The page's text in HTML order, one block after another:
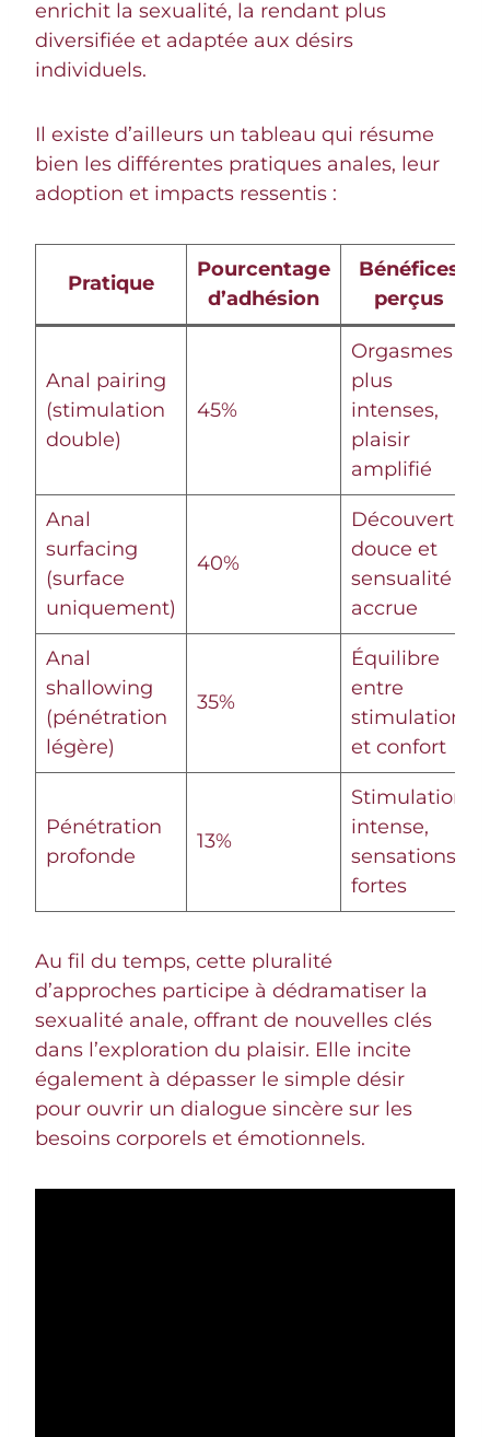
enrichit la sexualité, la rendant plus
diversifiée et adaptée aux désirs
individuels.
Il existe d’ailleurs un tableau qui résume
bien les différentes pratiques anales, leur
adoption et impacts ressentis :
Pratique
Pourcentage
d’adhésion
Bénéfices
perçus
Anal pairing
(stimulation
double)
45%
Orgasmes
plus
intenses,
plaisir
amplifié
Anal
surfacing
(surface
uniquement)
40%
Découverte
douce et
sensualité
accrue
Anal
shallowing
(pénétration
légère)
35%
Équilibre
entre
stimulation
et confort
Pénétration
profonde
13%
Stimulation
intense,
sensations
fortes
Au fil du temps, cette pluralité
d’approches participe à dédramatiser la
sexualité anale, offrant de nouvelles clés
dans l’exploration du plaisir. Elle incite
également à dépasser le simple désir
pour ouvrir un dialogue sincère sur les
besoins corporels et émotionnels.